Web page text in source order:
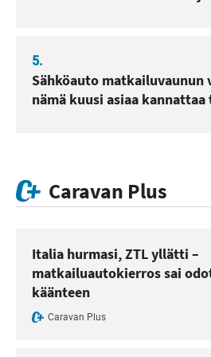
5.
Sähköauto matkailuvaunun
nämä kuusi asiaa kannattaa
Caravan Plus
Italia hurmasi, ZTL yllätti –
matkailuautokierros sai
käänteen
Caravan Plus